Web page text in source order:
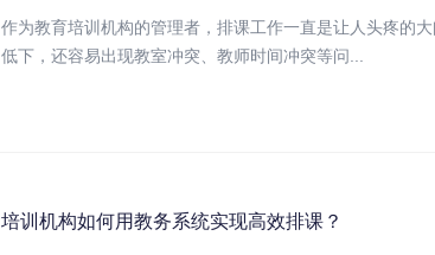
作为教育培训机构的管理者，排课工作一直是让人头疼的
低下，还容易出现教室冲突、教师时间冲突等问...
培训机构如何用教务系统实现高效排课？